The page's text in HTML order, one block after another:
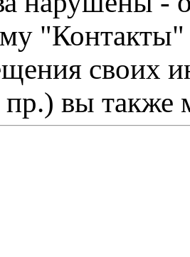
"Контакты"
своих
вы также